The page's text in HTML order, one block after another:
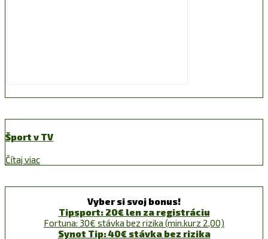
Šport v TV
Čítaj viac
Vyber si svoj bonus!
Tipsport: 20€ len za registráciu
Fortuna: 30€ stávka bez rizika (min.kurz 2,00)
Synot Tip: 40€ stávka bez rizika